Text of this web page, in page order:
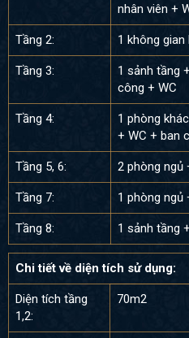
nhân viên +
Tầng 2: 1 không gian
Tầng 3:
1 sảnh tầng
công + WC
Tầng 4:
1 phòng
+ WC + ban
Tầng 5, 6: 2 phòng ngủ
Tầng 7: 1 phòng ngủ
Tầng 8: 1 sảnh tầng
Chi tiết về diện tích sử dụng:
Diện tích tầng
1,2:
70m2